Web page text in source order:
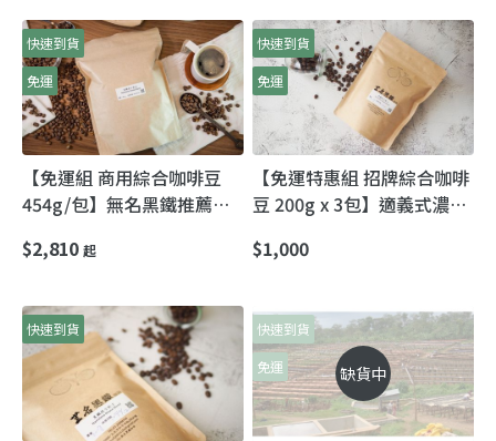
快速到貨
免運
【免運組 商用綜合咖啡豆
454g/包】無名黑鐵推薦基
$2,810 起
快速到貨
免運
【免運特惠組 招牌綜合咖啡
豆 200g x 3包】適義式濃縮
豆!
$1,000
快速到貨
缺貨中
快速到貨
免運